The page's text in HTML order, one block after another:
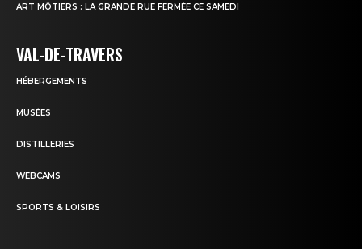
ART MÔTIERS : LA GRANDE RUE FERMÉE CE SAMEDI
VAL-DE-TRAVERS
HÉBERGEMENTS
MUSÉES
DISTILLERIES
WEBCAMS
SPORTS & LOISIRS